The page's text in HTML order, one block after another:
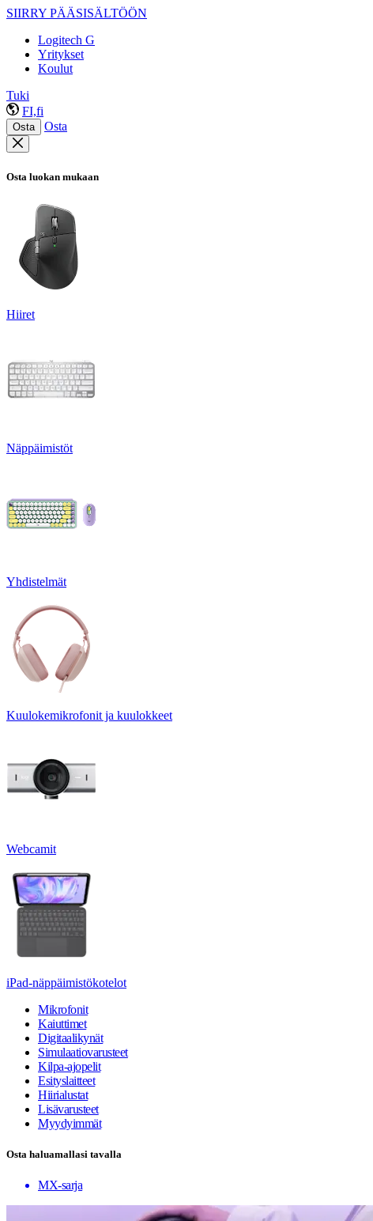
SIIRRY PÄÄSISÄLTÖÖN
Logitech G
Yritykset
Koulut
Tuki
FI,fi
Osta Osta
Osta luokan mukaan
Hiiret
Näppäimistöt
Yhdistelmät
Kuulokemikrofonit ja kuulokkeet
Webcamit
iPad-näppäimistökotelot
Mikrofonit
Kaiuttimet
Digitaalikynät
Simulaatiovarusteet
Kilpa-ajopelit
Esityslaitteet
Hiirialustat
Lisävarusteet
Myydyimmät
Osta haluamallasi tavalla
MX-sarja